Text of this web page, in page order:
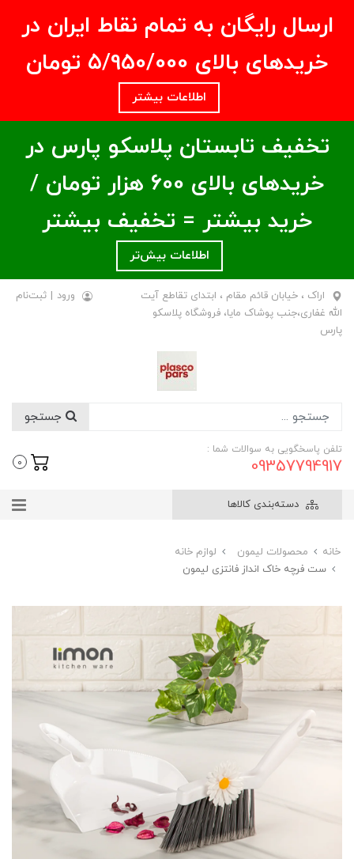
ارسال رایگان به تمام نقاط ایران در
خریدهای بالای ۵/950/000 تومان
اطلاعات بیشتر
تخفیف تابستان پلاسکو پارس در
خریدهای بالای ۶00 هزار تومان /
خرید بیشتر = تخفیف بیشتر
اطلاعات بیش‌تر
اراک ، خیابان قائم مقام ، ابتدای تقاطع آیت
الله غفاری،جنب پوشاک مایا، فروشگاه پلاسکو
پارس
ورود | ثبت‌نام
تلفن پاسخگویی به سوالات شما :
09357794917
0
دسته‌بندی کالاها
خانه محصولات لیمون
لوازم خانه
ست فرچه خاک انداز فانتزی لیمون